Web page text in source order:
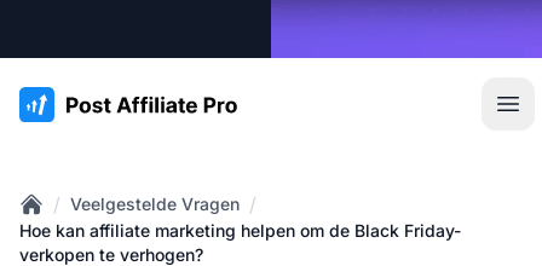
:site.title
Home
/ Veelgestelde Vragen /
Hoe kan affiliate marketing helpen om de Black Friday-
verkopen te verhogen?